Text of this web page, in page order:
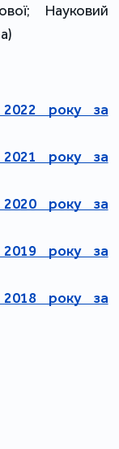
Науковий
2022 року за
2021 року за
2020 року за
2019 року за
2018 року за